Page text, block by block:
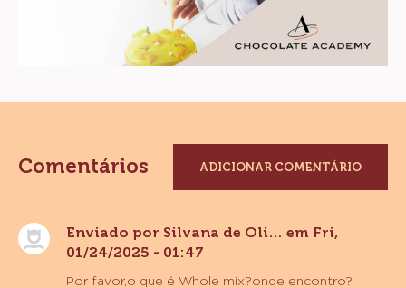
Comentários ADICIONAR COMENTÁRIO
Enviado por Silvana de Oli… em Fri,
01/24/2025 - 01:47
Por favor,o que é Whole mix?onde encontro?